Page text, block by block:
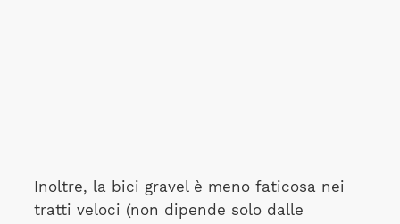
Inoltre, la bici gravel è meno faticosa nei
tratti veloci (non dipende solo dalle